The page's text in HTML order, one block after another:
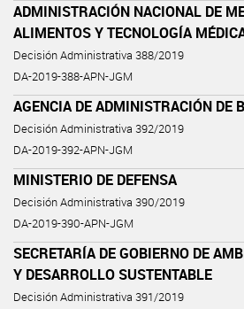
ADMINISTRACIÓN NACIONAL DE
ALIMENTOS Y TECNOLOGÍA
Decisión Administrativa 388/2019
DA-2019-388-APN-JGM
AGENCIA DE ADMINISTRACIÓN DE
Decisión Administrativa 392/2019
DA-2019-392-APN-JGM
MINISTERIO DE DEFENSA
Decisión Administrativa 390/2019
DA-2019-390-APN-JGM
SECRETARÍA DE GOBIERNO DE
Y DESARROLLO SUSTENTABLE
Decisión Administrativa 391/2019